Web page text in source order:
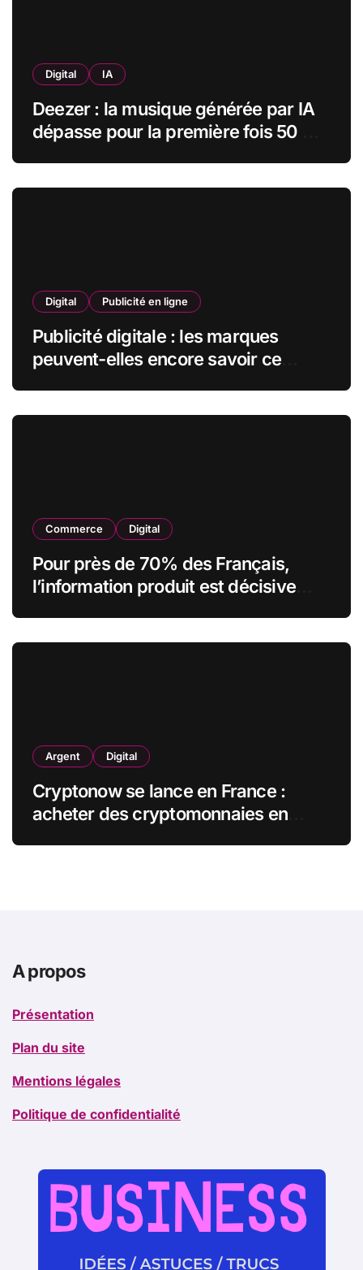
Digital IA
Deezer : la musique générée par IA
dépasse pour la première fois 50 %
Digital Publicité en ligne
Publicité digitale : les marques
peuvent-elles encore savoir ce
Commerce Digital
Pour près de 70% des Français,
l’information produit est décisive
Argent Digital
Cryptonow se lance en France :
acheter des cryptomonnaies en
A propos
Présentation
Plan du site
Mentions légales
Politique de confidentialité